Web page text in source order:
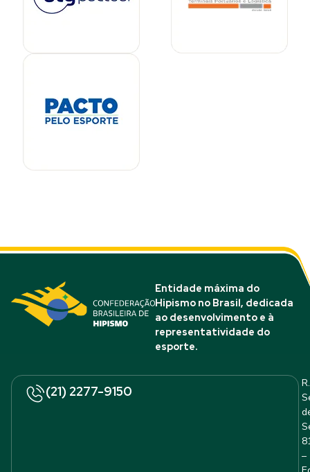
Entidade máxima do
Hipismo no Brasil, dedicada
ao desenvolvimento e à
representatividade do
esporte.
(21) 2277-9150
R.
–